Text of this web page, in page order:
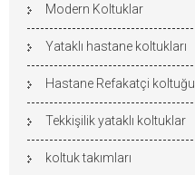
Modern Koltuklar
Yataklı hastane koltukları
Hastane Refakatçi koltuğu
Tekkişilik yataklı koltuklar
koltuk takımları